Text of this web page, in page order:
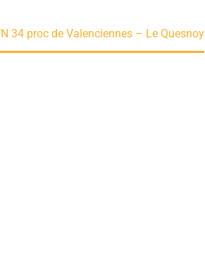
34 proc de Valenciennes – Le Quesnoy